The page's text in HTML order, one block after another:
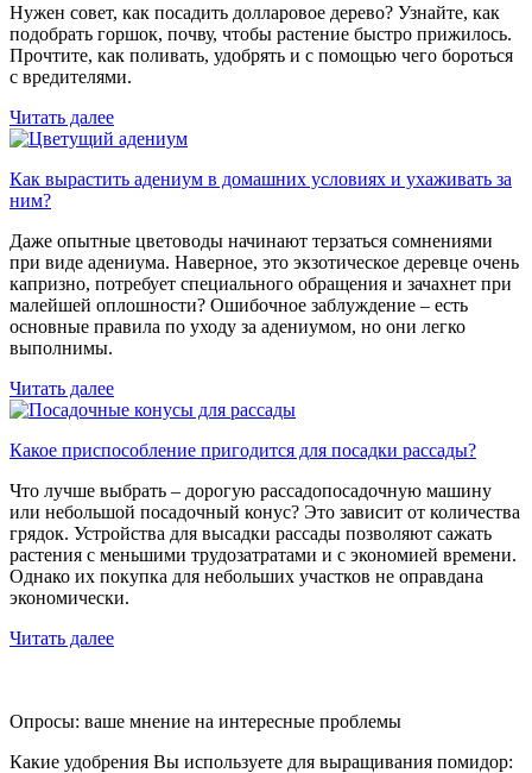
Нужен совет, как посадить долларовое дерево? Узнайте, как
подобрать горшок, почву, чтобы растение быстро прижилось.
Прочтите, как поливать, удобрять и с помощью чего бороться
с вредителями.
Читать далее
Как вырастить адениум в домашних условиях и ухаживать за
ним?
Даже опытные цветоводы начинают терзаться сомнениями
при виде адениума. Наверное, это экзотическое деревце очень
капризно, потребует специального обращения и зачахнет при
малейшей оплошности? Ошибочное заблуждение – есть
основные правила по уходу за адениумом, но они легко
выполнимы.
Читать далее
Какое приспособление пригодится для посадки рассады?
Что лучше выбрать – дорогую рассадопосадочную машину
или небольшой посадочный конус? Это зависит от количества
грядок. Устройства для высадки рассады позволяют сажать
растения с меньшими трудозатратами и с экономией времени.
Однако их покупка для небольших участков не оправдана
экономически.
Читать далее
Опросы: ваше мнение на интересные проблемы
Какие удобрения Вы используете для выращивания помидор: